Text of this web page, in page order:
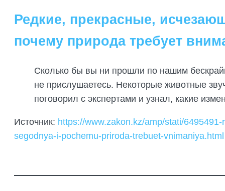
Редкие, прекрасные,
почему природа требует
Сколько бы вы ни прошли по нашим
не прислушаетесь. Некоторые животные
поговорил с экспертами и узнал, какие
Источник: https://www.zakon.kz/amp/stati/
segodnya-i-pochemu-priroda-trebuet-vnimaniya.html